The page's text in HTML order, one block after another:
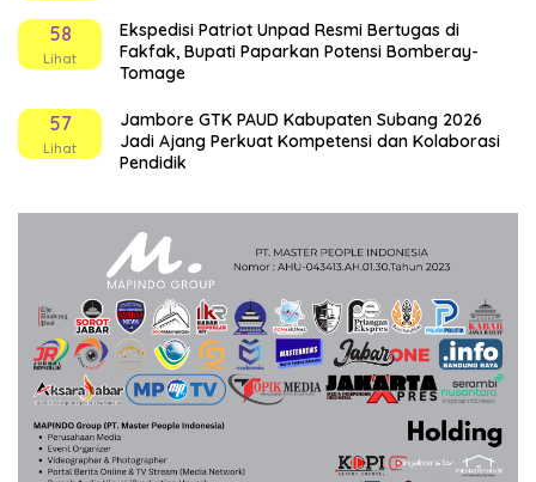
58
Lihat
Ekspedisi Patriot Unpad Resmi Bertugas di
Fakfak, Bupati Paparkan Potensi Bomberay-
Tomage
57
Lihat
Jambore GTK PAUD Kabupaten Subang 2026
Jadi Ajang Perkuat Kompetensi dan Kolaborasi
Pendidik